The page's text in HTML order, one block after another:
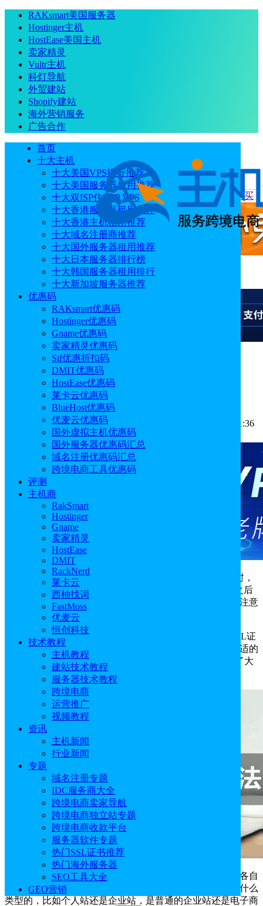
RAKsmart美国服务器
Hostinger主机
HostEase美国主机
卖家精灵
Vultr主机
科灯导航
外贸建站
Shopify建站
海外营销服务
广告合作
首页
十大主机
十大美国VPS排行推荐
十大美国服务器租用推荐
十大双ISP住宅IP VPS
十大香港服务器租用推荐
十大香港主机租用推荐
十大域名注册商推荐
十大国外服务器租用推荐
十大日本服务器排行榜
十大韩国服务器租用排行
十大新加坡服务器推荐
优惠码
RAKsmart优惠码
Hostinger优惠码
Gname优惠码
卖家精灵优惠码
Sif优惠折扣码
DMIT优惠码
HostEase优惠码
莱卡云优惠码
BlueHost优惠码
优麦云优惠码
国外虚拟主机优惠码
国外服务器优惠码汇总
域名注册优惠码汇总
跨境电商工具优惠码
评测
主机商
RakSmart
Hostinger
Gname
卖家精灵
HostEase
DMIT
RackNerd
莱卡云
西柚找词
FastMoss
优麦云
恒创科技
技术教程
主机教程
建站技术教程
服务器技术教程
跨境电商
运营推广
视频教程
资讯
主机新闻
行业新闻
专题
域名注册专题
IDC服务商大全
跨境电商卖家导航
跨境电商独立站专题
跨境电商收款平台
服务器软件专题
热门SSL证书推荐
热门海外服务器
SEO工具大全
GEO营销
当前位置：首页 运营推广 如何挑选合适的SSL证书进行购买
如何挑选合适的SSL证书进行购买
作者: idcspy 分类:运营推广
发布时间: 2019.12.27 14:01:36
更新于: 2026.04.28 18:10:01
如何挑选合适的SSL证书
进行购买？在挑选SSL证书时，
商家首先要明确自己网站的定位，选择权威的CA机构，之后
需要根据保护的网站个数选择相应的域名证书，最后还要注意
SSL证书类型的选择和购买预算的问题。
在百度、谷歌等浏览器的大力推进下，给网站部署SSL证
书已经成为站长们的必经之路。而在这之前如何购买到合适的
SSL证书成为了一道难题，因为琳琅满目的SSL证书扰乱了大
家的视线，今天把方法分享给大家。
首先要明确自己网站的定位。由于大家的业务不同，各自
的网站类型也是不尽相同，所以一定要弄清楚自己网站是什么
类型的，比如个人站还是企业站，是普通的企业站还是电子商